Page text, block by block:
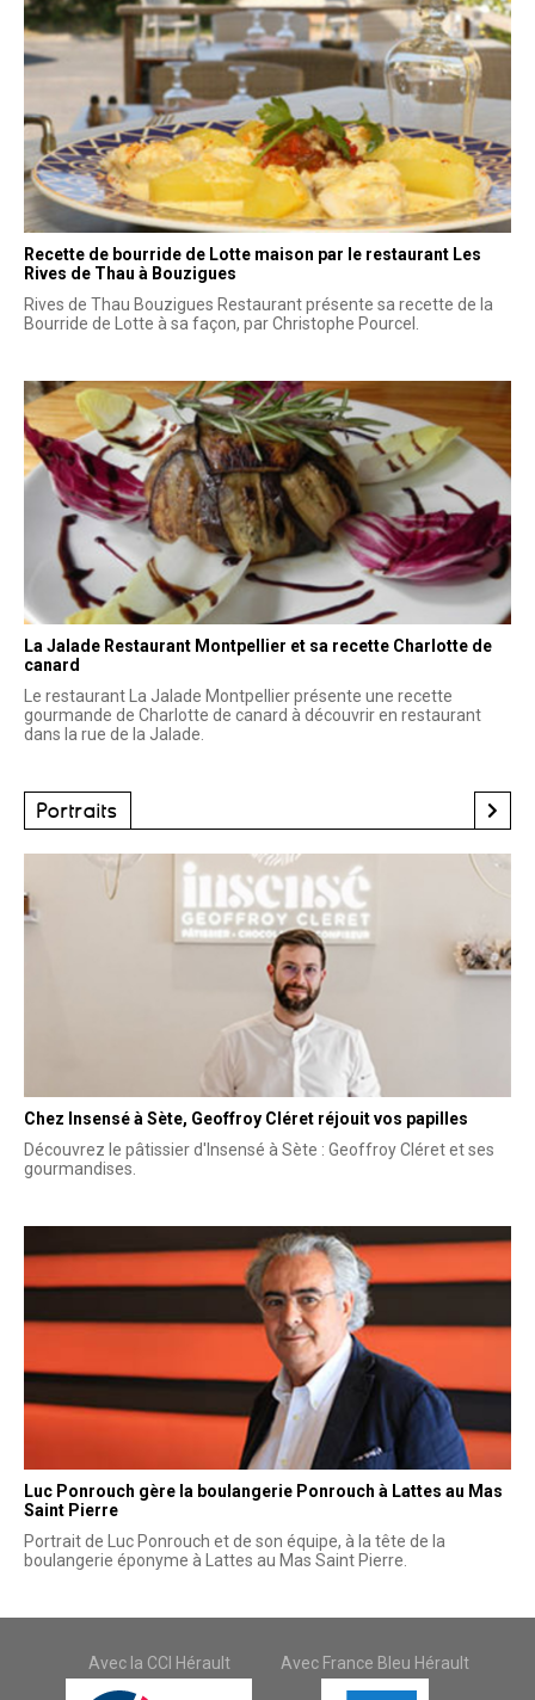
Recette de bourride de Lotte maison par le restaurant Les
Rives de Thau à Bouzigues
Rives de Thau Bouzigues Restaurant présente sa recette de la
Bourride de Lotte à sa façon, par Christophe Pourcel.
La Jalade Restaurant Montpellier et sa recette Charlotte de
canard
Le restaurant La Jalade Montpellier présente une recette
gourmande de Charlotte de canard à découvrir en restaurant
dans la rue de la Jalade.
Portraits
Chez Insensé à Sète, Geoffroy Cléret réjouit vos papilles
Découvrez le pâtissier d'Insensé à Sète : Geoffroy Cléret et ses
gourmandises.
Luc Ponrouch gère la boulangerie Ponrouch à Lattes au Mas
Saint Pierre
Portrait de Luc Ponrouch et de son équipe, à la tête de la
boulangerie éponyme à Lattes au Mas Saint Pierre.
Avec la CCI Hérault Avec France Bleu Hérault